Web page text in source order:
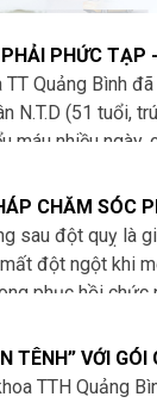
PHỨC TẠP
TT Quảng Bình
N.T.D (51 tuổi,
máu nhiều ngày,
quang.
CHĂM SÓC
sau đột quỵ là
đột ngột khi
phục hồi chức
các vấn đề y tế
TÊNH” VỚI
TTH Quảng